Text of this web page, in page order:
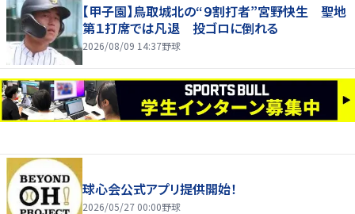
【甲子園】鳥取城北の“９割打者”宮野快生 聖地
第１打席では凡退 投ゴロに倒れる
2026/08/09 14:37野球
球心会公式アプリ提供開始！
2026/05/27 00:00野球